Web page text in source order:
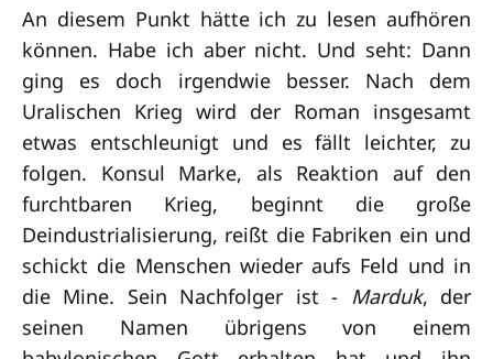
An diesem Punkt hätte ich zu lesen aufhören
können. Habe ich aber nicht. Und seht: Dann
ging es doch irgendwie besser. Nach dem
Uralischen Krieg wird der Roman insgesamt
etwas entschleunigt und es fällt leichter, zu
folgen. Konsul Marke, als Reaktion auf den
furchtbaren Krieg, beginnt die große
Deindustrialisierung, reißt die Fabriken ein und
schickt die Menschen wieder aufs Feld und in
die Mine. Sein Nachfolger ist -
Marduk, der
seinen Namen übrigens von einem